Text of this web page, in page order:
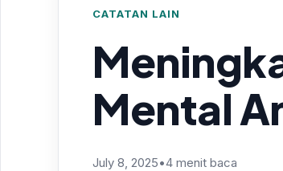
CATATAN LAIN
Mental
July 8, 2025•4 menit baca